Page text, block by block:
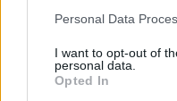
Please note that this
not limited to your visit or
grant or deny consent to
use your data for below
Personal Data
I want to opt-out of
personal data.
Opted In
mondta el Jörg
aki erősen
kapcsolatban.
matematikailag